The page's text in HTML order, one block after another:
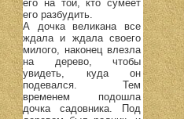
его на той, кто сумеет
его разбудить.
А дочка великана все
ждала и ждала своего
милого, наконец влезла
на дерево, чтобы
увидеть, куда он
подевался. Тем
временем подошла
дочка садовника. Под